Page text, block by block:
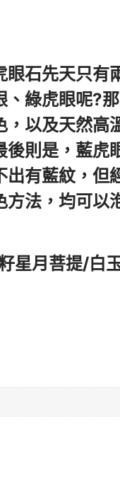
眼石先天只有
、綠虎眼呢?那
，以及天然高
後則是，藍虎
出有藍紋，但
方法，均可以
星月菩提/白